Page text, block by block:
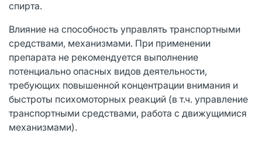
спирта.
Влияние на способность управлять транспортными
средствами, механизмами. При применении
препарата не рекомендуется выполнение
потенциально опасных видов деятельности,
требующих повышенной концентрации внимания и
быстроты психомоторных реакций (в т.ч. управление
транспортными средствами, работа с движущимися
механизмами).